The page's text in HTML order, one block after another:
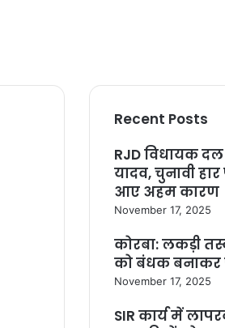
Recent Posts
RJD विधायक
यादव, चुनावी
आए अहम कारण
November 17, 2025
कोरबा: लकड़ी
को बंधक बनाकर
November 17, 2025
SIR कार्य में